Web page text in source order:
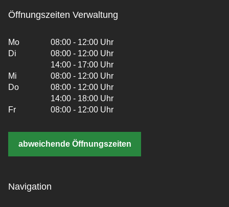
Öffnungszeiten Verwaltung
Mo
08:00 - 12:00 Uhr
Di
08:00 - 12:00 Uhr
14:00 - 17:00 Uhr
Mi
08:00 - 12:00 Uhr
Do
08:00 - 12:00 Uhr
14:00 - 18:00 Uhr
Fr
08:00 - 12:00 Uhr
abweichende Öffnungszeiten
Navigation